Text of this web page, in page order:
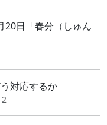
日「春分（しゅん
対応するか